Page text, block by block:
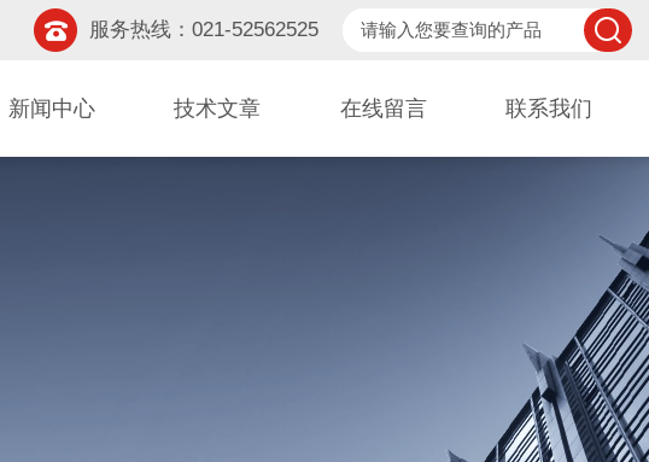
服务热线：021-52562525
新闻中心 技术文章 在线留言 联系我们